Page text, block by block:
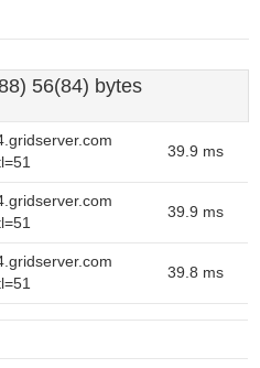
56(84) bytes
39.9 ms
39.9 ms
39.8 ms